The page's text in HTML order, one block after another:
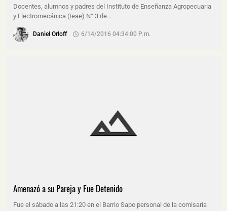
Docentes, alumnos y padres del Instituto de Enseñanza Agropecuaria
y Electromecánica (Ieae) N° 3 de…
Daniel Orloff 6/14/2016 04:34:00 P. M.
Amenazó a su Pareja y Fue Detenido
Fue el sábado a las 21:20 en el Barrio Sapo personal de la comisaría